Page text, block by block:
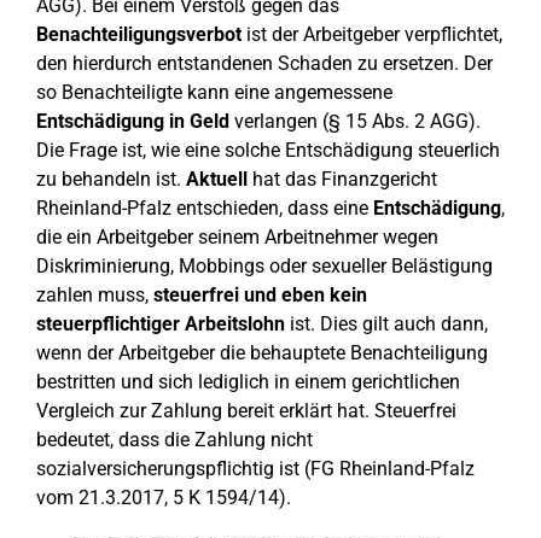
AGG). Bei einem Verstoß gegen das
Benachteiligungsverbotist der Arbeitgeber verpflichtet,
den hierdurch entstandenen Schaden zu ersetzen. Der
so Benachteiligte kann eine angemessene
Entschädigung in Geld verlangen (§ 15 Abs. 2 AGG).
Die Frage ist, wie eine solche Entschädigung steuerlich
zu behandeln ist. Aktuell hat das Finanzgericht
Rheinland-Pfalz entschieden, dass eine Entschädigung,
die ein Arbeitgeber seinem Arbeitnehmer wegen
Diskriminierung, Mobbings oder sexueller Belästigung
zahlen muss, steuerfrei und eben kein
steuerpflichtiger Arbeitslohn ist. Dies gilt auch dann,
wenn der Arbeitgeber die behauptete Benachteiligung
bestritten und sich lediglich in einem gerichtlichen
Vergleich zur Zahlung bereit erklärt hat. Steuerfrei
bedeutet, dass die Zahlung nicht
sozialversicherungspflichtig ist (FG Rheinland-Pfalz
vom 21.3.2017, 5 K 1594/14).